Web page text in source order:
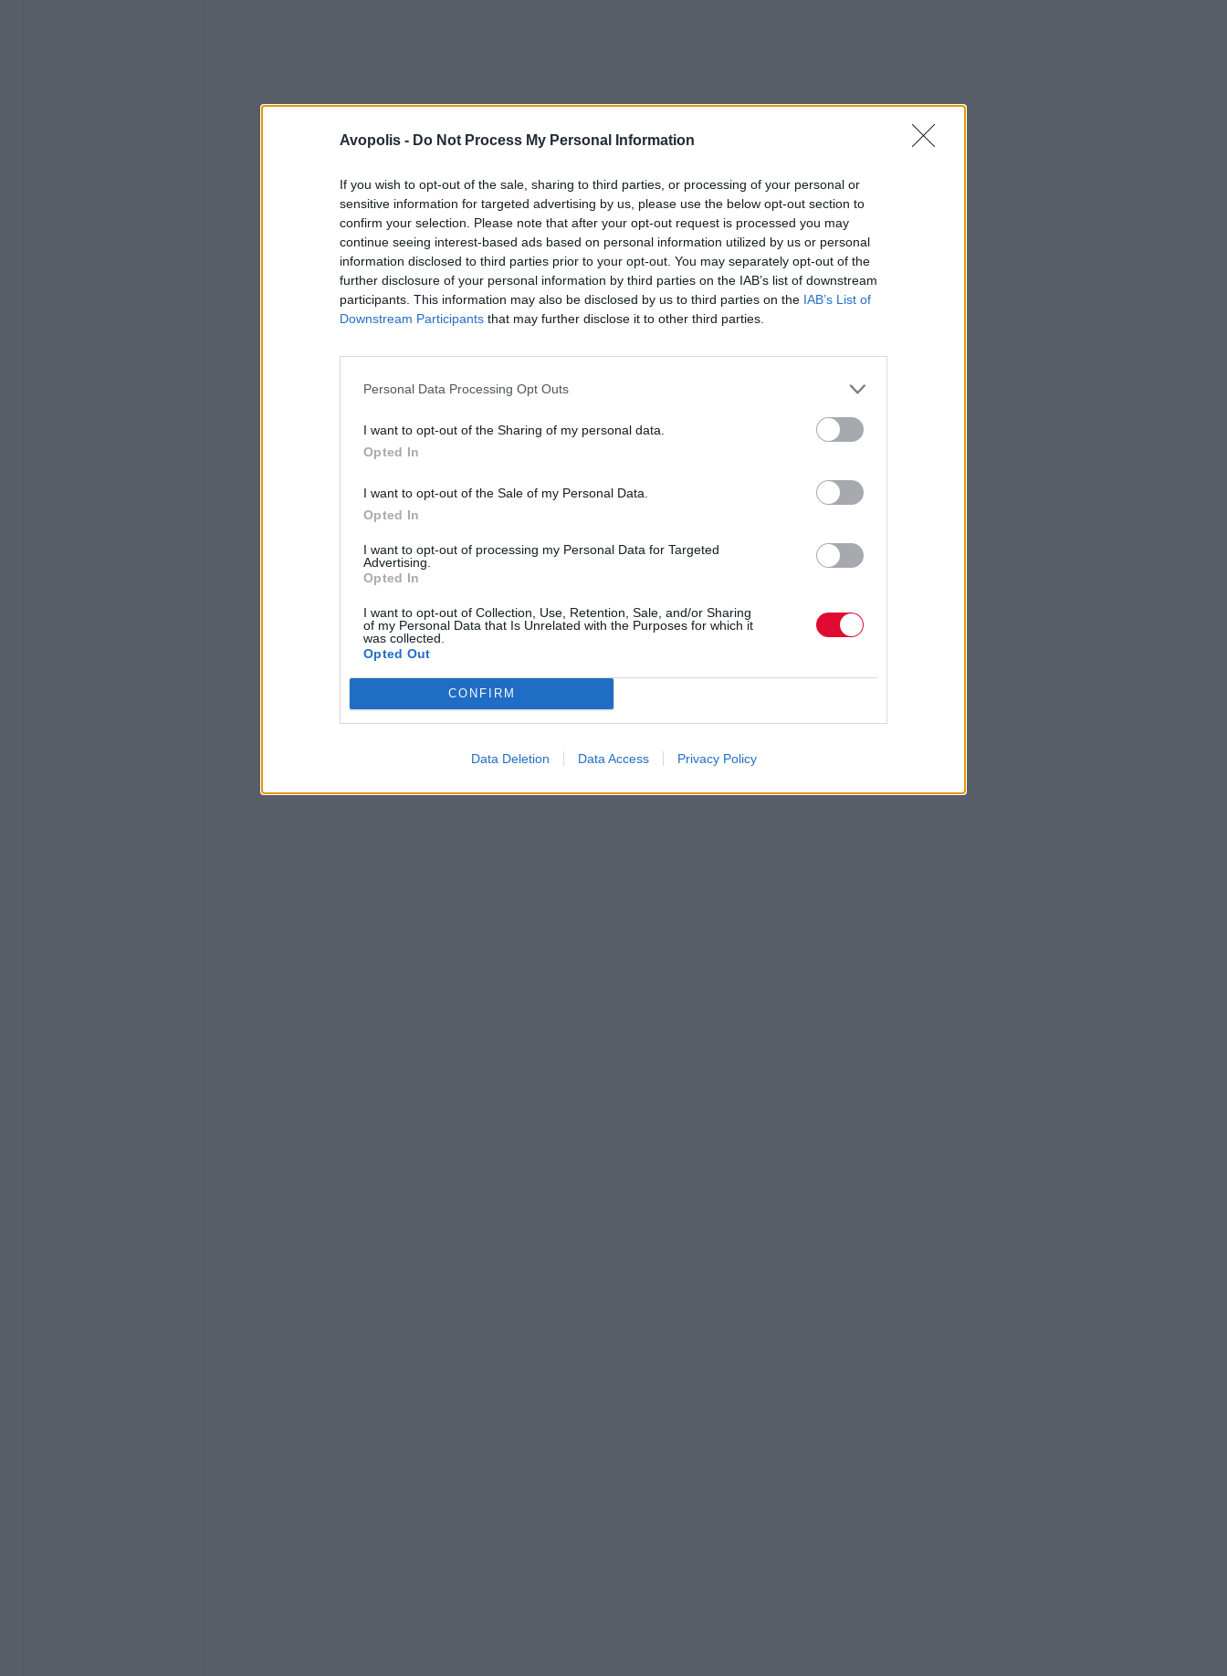
Avopolis - Do Not Process My Personal Information
If you wish to opt-out of the sale, sharing to third parties, or processing of your personal or
sensitive information for targeted advertising by us, please use the below opt-out section to
confirm your selection. Please note that after your opt-out request is processed you may
continue seeing interest-based ads based on personal information utilized by us or personal
information disclosed to third parties prior to your opt-out. You may separately opt-out of the
further disclosure of your personal information by third parties on the IAB’s list of downstream
participants. This information may also be disclosed by us to third parties on the IAB’s List of
Downstream Participants that may further disclose it to other third parties.
Personal Data Processing Opt Outs
I want to opt-out of the Sharing of my personal data.
Opted In
I want to opt-out of the Sale of my Personal Data.
Opted In
I want to opt-out of processing my Personal Data for Targeted
Advertising.
Opted In
I want to opt-out of Collection, Use, Retention, Sale, and/or Sharing
of my Personal Data that Is Unrelated with the Purposes for which it
was collected.
Opted Out
CONFIRM
Data Deletion Data Access Privacy Policy